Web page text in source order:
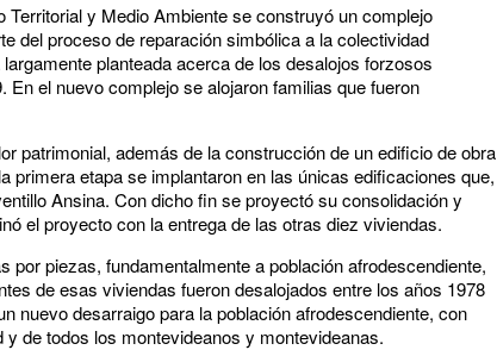
y Medio Ambiente se construyó un complejo
del proceso de reparación simbólica a la colectividad
planteada acerca de los desalojos forzosos
el nuevo complejo se alojaron familias que fueron
patrimonial, además de la construcción de un edificio de obra
etapa se implantaron en las únicas edificaciones que,
Ansina. Con dicho fin se proyectó su consolidación y
el proyecto con la entrega de las otras diez viviendas.
piezas, fundamentalmente a población afrodescendiente,
de esas viviendas fueron desalojados entre los años 1978
nuevo desarraigo para la población afrodescendiente, con
de todos los montevideanos y montevideanas.